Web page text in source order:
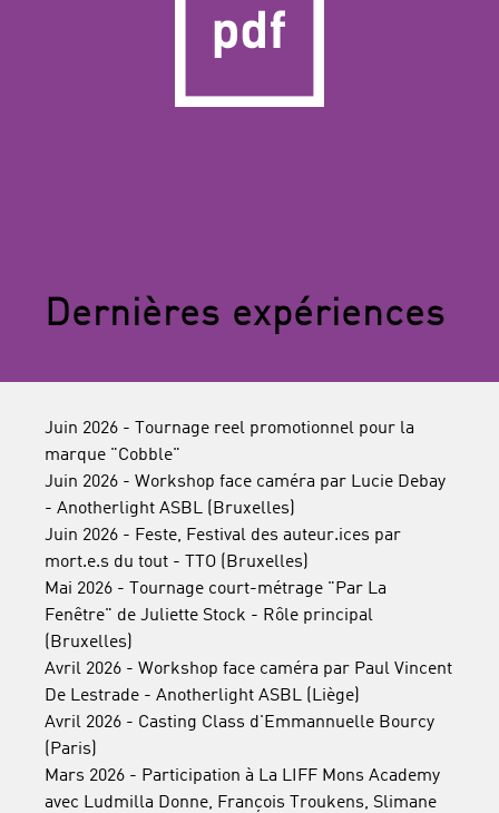
Dernières expériences
Juin 2026 - Tournage reel promotionnel pour la
marque "Cobble"
Juin 2026 - Workshop face caméra par Lucie Debay
- Anotherlight ASBL (Bruxelles)
Juin 2026 - Feste, Festival des auteur.ices par
mort.e.s du tout - TTO (Bruxelles)
Mai 2026 - Tournage court-métrage "Par La
Fenêtre" de Juliette Stock - Rôle principal
(Bruxelles)
Avril 2026 - Workshop face caméra par Paul Vincent
De Lestrade - Anotherlight ASBL (Liège)
Avril 2026 - Casting Class d'Emmannuelle Bourcy
(Paris)
Mars 2026 - Participation à La LIFF Mons Academy
avec Ludmilla Donne, François Troukens, Slimane